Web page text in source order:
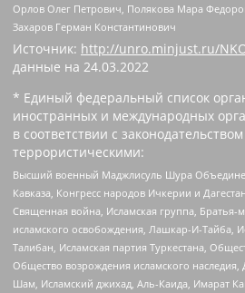
Орлов Олег Петрович, Полякова Мара
Захаров Герман Константинович
Источник: http://unro.minjust.ru/
данные на 24.03.2022
* Единый федеральный список
иностранных и международных
в соответствии с
террористическими:
Высший военный Маджлисуль Шура
Кавказа, Конгресс народов Ичкерии и
Священная война, Исламская группа, Братья-
исламского освобождения, Лашкар-И-Тайба,
Талибан, Исламская партия Туркестана,
Общество возрождения исламского
Шам, Исламский джихад, Аль-Каида, Имарат